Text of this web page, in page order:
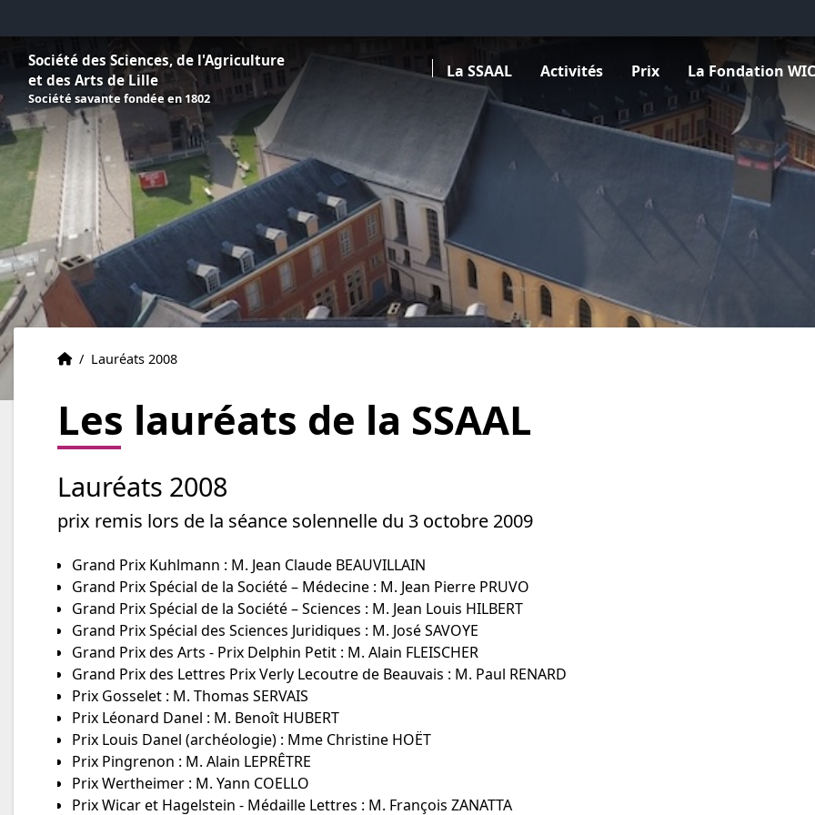
Société des Sciences, de l'Agriculture
et des Arts de Lille
Société savante fondée en 1802
La SSAAL
Ouvrir le sous menu de La SSAAL
Activités Prix
Ouvrir le sous menu de Prix
La Fondation
Ouvrir le sous menu
Accueil
Accueil
/ Lauréats 2008
Les lauréats de la SSAAL
Lauréats 2008
prix remis lors de la séance solennelle du 3 octobre 2009
Grand Prix Kuhlmann : M. Jean Claude BEAUVILLAIN
Grand Prix Spécial de la Société – Médecine : M. Jean Pierre PRUVO
Grand Prix Spécial de la Société – Sciences : M. Jean Louis HILBERT
Grand Prix Spécial des Sciences Juridiques : M. José SAVOYE
Grand Prix des Arts - Prix Delphin Petit : M. Alain FLEISCHER
Grand Prix des Lettres Prix Verly Lecoutre de Beauvais : M. Paul RENARD
Prix Gosselet : M. Thomas SERVAIS
Prix Léonard Danel : M. Benoît HUBERT
Prix Louis Danel (archéologie) : Mme Christine HOËT
Prix Pingrenon : M. Alain LEPRÊTRE
Prix Wertheimer : M. Yann COELLO
Prix Wicar et Hagelstein - Médaille Lettres : M. François ZANATTA